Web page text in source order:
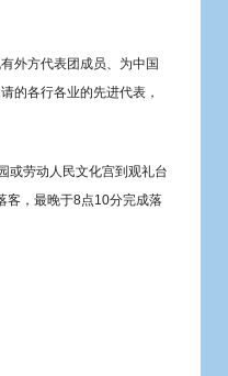
外方代表团成员、为中国
的各行各业的先进代表，
或劳动人民文化宫到观礼台
客，最晚于8点10分完成落